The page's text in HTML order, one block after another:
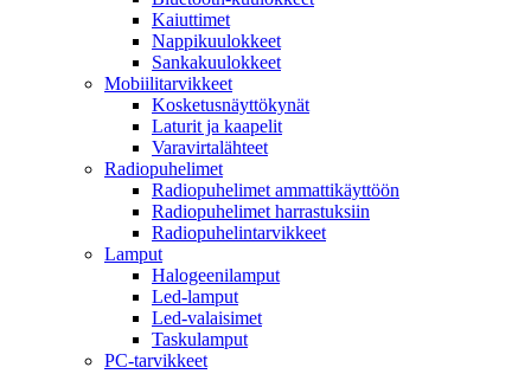
Kaiuttimet
Nappikuulokkeet
Sankakuulokkeet
Mobiilitarvikkeet
Kosketusnäyttökynät
Laturit ja kaapelit
Varavirtalähteet
Radiopuhelimet
Radiopuhelimet ammattikäyttöön
Radiopuhelimet harrastuksiin
Radiopuhelintarvikkeet
Lamput
Halogeenilamput
Led-lamput
Led-valaisimet
Taskulamput
PC-tarvikkeet